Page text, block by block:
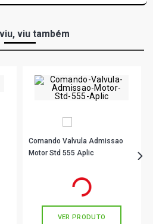
viu também
Comando Valvula Admissao
Motor Std 555 Aplic
em até 10x de
VER PRODUTO